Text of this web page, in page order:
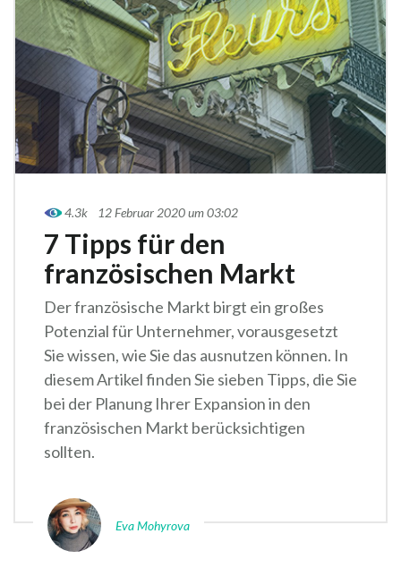
4.3k 12 Februar 2020 um 03:02
7 Tipps für den
französischen Markt
Der französische Markt birgt ein großes
Potenzial für Unternehmer, vorausgesetzt
Sie wissen, wie Sie das ausnutzen können. In
diesem Artikel finden Sie sieben Tipps, die Sie
bei der Planung Ihrer Expansion in den
französischen Markt berücksichtigen
sollten.
Eva Mohyrova